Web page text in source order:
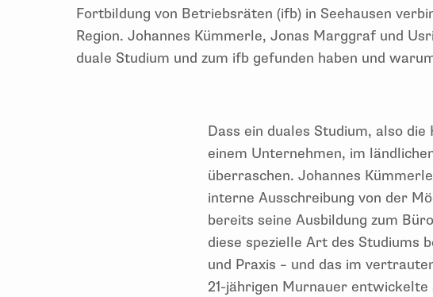
Fortbildung von Betriebsräten (ifb) in Seehausen
Region. Johannes Kümmerle, Jonas Marggraf und
duale Studium und zum ifb gefunden haben und
Dass ein duales Studium, also
einem Unternehmen, im
überraschen. Johannes
interne Ausschreibung von der
bereits seine Ausbildung zum
diese spezielle Art des Studiums
und Praxis – und das im
21-jährigen Murnauer